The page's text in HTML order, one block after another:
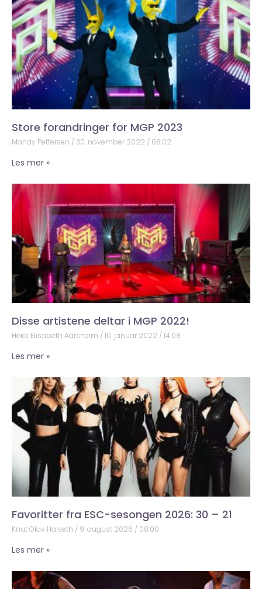
Store forandringer for MGP 2023
Mandy Pettersen 30. november 2022 08:02
Les mer »
Disse artistene deltar i MGP 2022!
Heidi Elisabeth Aarsheim 10. januar 2022 14:08
Les mer »
Favoritter fra ESC-sesongen 2026: 30 – 21
Knut Olav Halseth 9. august 2026 08:00
Les mer »